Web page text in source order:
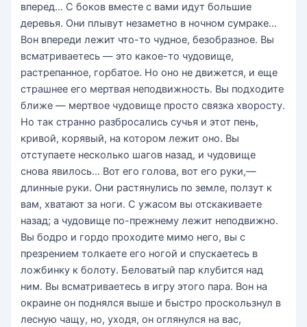
вперед… С боков вместе с вами идут большие
деревья. Они плывут незаметно в ночном сумраке…
Вон впереди лежит что-то чудное, безобразное. Вы
всматриваетесь — это какое-то чудовище,
растрепанное, горбатое. Но оно не движется, и еще
страшнее его мертвая неподвижность. Вы подходите
ближе — мертвое чудовище просто связка хворосту.
Но так странно разбросались сучья и этот пень,
кривой, корявый, на котором лежит оно. Вы
отступаете несколько шагов назад, и чудовище
снова явилось… Вот его голова, вот его руки,—
длинные руки. Они растянулись по земле, ползут к
вам, хватают за ноги. С ужасом вы отскакиваете
назад; а чудовище по-прежнему лежит неподвижно.
Вы бодро и гордо проходите мимо него, вы с
презрением толкаете его ногой и спускаетесь в
ложбинку к болоту. Беловатый пар клубится над
ним. Вы всматриваетесь в игру этого пара. Вон на
окраине он поднялся выше и быстро проскользнул в
лесную чащу, но, уходя, он оглянулся на вас,